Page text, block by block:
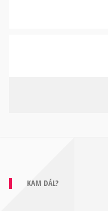
KAM DÁL?